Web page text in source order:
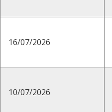
16/07/2026
10/07/2026